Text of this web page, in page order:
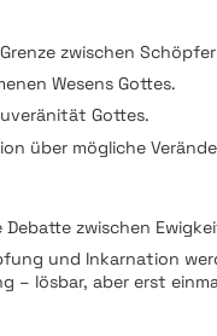
zwischen
Wesens Gottes.
Gottes.
über mögliche
Debatte zwischen
und Inkarnation
– lösbar, aber erst